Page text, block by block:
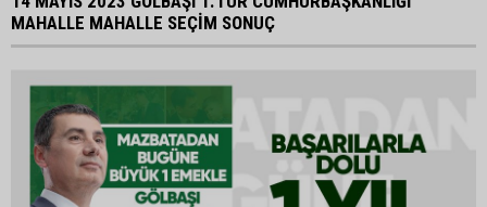
MAHALLE MAHALLE SEÇİM SONUÇ